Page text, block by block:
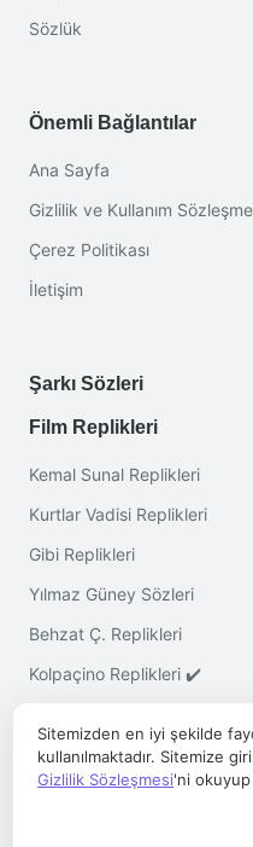
Sözlük
Önemli Bağlantılar
Ana Sayfa
Gizlilik ve Kullanım
Çerez Politikası
İletişim
Şarkı Sözleri
Film Replikleri
Kemal Sunal Replikleri
Kurtlar Vadisi Replikleri
Gibi Replikleri
Yılmaz Güney Sözleri
Behzat Ç. Replikleri
Kolpaçino Replikleri ✔️
Sitemizden en iyi şekilde
kullanılmaktadır. Sitemize
Gizlilik Sözleşmesi'ni okuyup